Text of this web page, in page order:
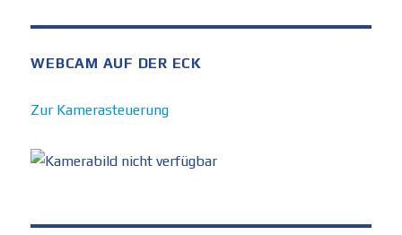
WEBCAM AUF DER ECK
Zur Kamerasteuerung